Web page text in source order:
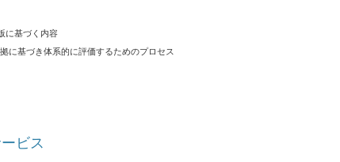
に基づく内容
に基づき体系的に評価するためのプロセス
ビス